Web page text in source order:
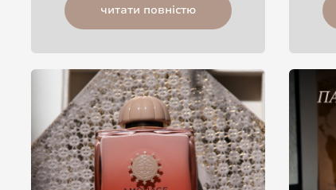
читати повністю